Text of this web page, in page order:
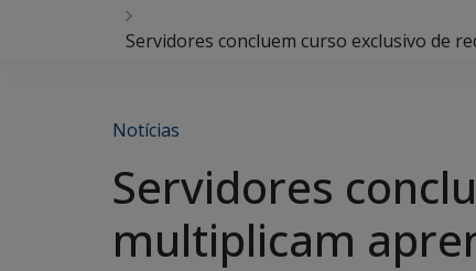
Servidores concluem curso exclusivo de
Notícias
Servidores
multiplicam